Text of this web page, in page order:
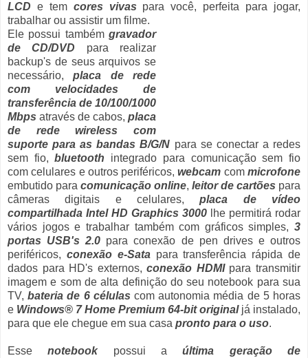
LCD e tem cores vivas para você, perfeita para jogar,
trabalhar ou assistir um filme.
Ele possui também gravador
de CD/DVD para realizar
backup's de seus arquivos se
necessário,placa de rede
com velocidades de
transferência de 10/100/1000
Mbps através de cabos, placa
de rede wireless com
suporte para as bandas B/G/N para se conectar a redes
sem fio,bluetooth integrado para comunicação sem fio
com celulares e outros periféricos,webcam commicrofone
embutido para comunicação online, leitor de cartões para
câmeras digitais e celulares,placa de vídeo
compartilhada Intel HD Graphics 3000 lhe permitirá rodar
vários jogos e trabalhar também com gráficos simples, 3
portas USB's 2.0 para conexão de pen drives e outros
periféricos, conexão e-Satapara transferência rápida de
dados para HD's externos,conexão HDMI para transmitir
imagem e som de alta definição do seu notebook para sua
TV,bateria de 6 células com autonomia média de 5 horas
e Windows® 7 Home Premium 64-bit original já instalado,
para que ele chegue em sua casa pronto para o uso.
Essenotebook possui aúltima geração de